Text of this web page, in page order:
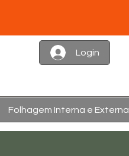
Login
Folhagem Interna e Externa